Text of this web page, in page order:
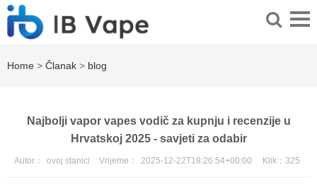
Home > Članak > blog
Najbolji vapor vapes vodič za kupnju i recenzije u
Hrvatskoj 2025 - savjeti za odabir
Autor： ovoj stanici Vrijeme： 2025-12-22T18:26:54+00:00 Klik： 325